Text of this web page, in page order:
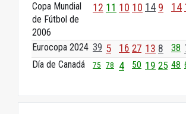
Copa Mundial
de Fútbol de
2006
12 11 10 10 14 9 14
Eurocopa 2024 39 5 16 27 13 8 38
Día de Canadá 75 78 4 50 19 25 48